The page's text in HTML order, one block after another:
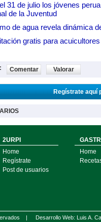
31 de julio los jóvenes
de la Juventud
de agua revela dinámica
gratis para
Comentar Valorar
Regístrate aquí
2URPI
Home
Regístrate
Post de usuarios
Home
| Desarrollo Web: Luis